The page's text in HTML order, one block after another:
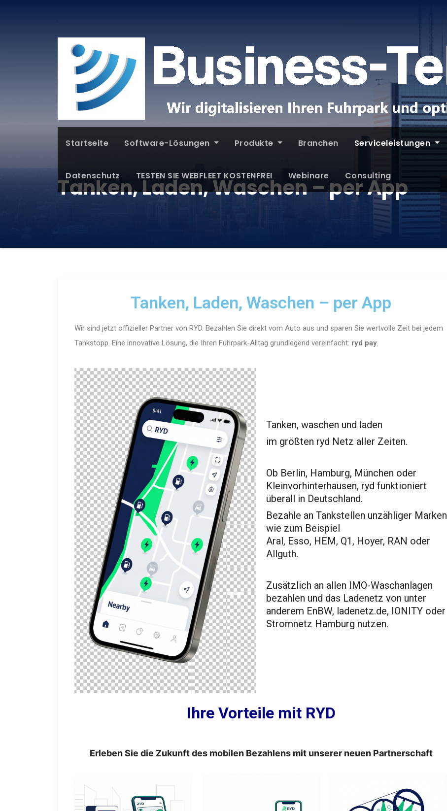
Startseite Software-Lösungen Produkte Branchen Serviceleistungen
Datenschutz TESTEN SIE WEBFLEET KOSTENFREI Webinare Consulting
Tanken, Laden, Waschen – per App
Tanken, Laden, Waschen – per App
Wir sind jetzt offizieller Partner von RYD. Bezahlen Sie direkt vom Auto aus und sparen Sie wertvolle Zeit bei jedem
Tankstopp. Eine innovative Lösung, die Ihren Fuhrpark-Alltag grundlegend vereinfacht: ryd pay.
Tanken, waschen und laden
im größten ryd Netz aller Zeiten.
Ob Berlin, Hamburg, München oder
Kleinvorhinterhausen, ryd funktioniert
überall in Deutschland.
Bezahle an Tankstellen unzähliger Marken
wie zum Beispiel
Aral, Esso, HEM, Q1, Hoyer, RAN oder
Allguth.
Zusätzlich an allen IMO-Waschanlagen
bezahlen und das Ladenetz von unter
anderem EnBW, ladenetz.de, IONITY oder
Stromnetz Hamburg nutzen.
Ihre Vorteile mit RYD
Erleben Sie die Zukunft des mobilen Bezahlens mit unserer neuen Partnerschaft